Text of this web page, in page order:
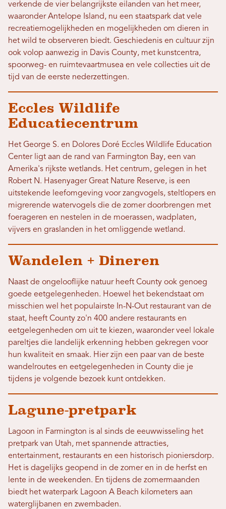
verkende de vier belangrijkste eilanden van het meer,
waaronder Antelope Island, nu een staatspark dat vele
recreatiemogelijkheden en mogelijkheden om dieren in
het wild te observeren biedt. Geschiedenis en cultuur zijn
ook volop aanwezig in Davis County, met kunstcentra,
spoorweg- en ruimtevaartmusea en vele collecties uit de
tijd van de eerste nederzettingen.
Eccles Wildlife
Educatiecentrum
Het George S. en Dolores Doré Eccles Wildlife Education
Center ligt aan de rand van Farmington Bay, een van
Amerika's rijkste wetlands. Het centrum, gelegen in het
Robert N. Hasenyager Great Nature Reserve, is een
uitstekende leefomgeving voor zangvogels, steltlopers en
migrerende watervogels die de zomer doorbrengen met
foerageren en nestelen in de moerassen, wadplaten,
vijvers en graslanden in het omliggende wetland.
Wandelen + Dineren
Naast de ongelooflijke natuur heeft County ook genoeg
goede eetgelegenheden. Hoewel het bekendstaat om
misschien wel het populairste In-N-Out restaurant van de
staat, heeft County zo'n 400 andere restaurants en
eetgelegenheden om uit te kiezen, waaronder veel lokale
pareltjes die landelijk erkenning hebben gekregen voor
hun kwaliteit en smaak. Hier zijn een paar van de beste
wandelroutes en eetgelegenheden in County die je
tijdens je volgende bezoek kunt ontdekken.
Lagune-pretpark
Lagoon in Farmington is al sinds de eeuwwisseling het
pretpark van Utah, met spannende attracties,
entertainment, restaurants en een historisch pioniersdorp.
Het is dagelijks geopend in de zomer en in de herfst en
lente in de weekenden. En tijdens de zomermaanden
biedt het waterpark Lagoon A Beach kilometers aan
waterglijbanen en zwembaden.